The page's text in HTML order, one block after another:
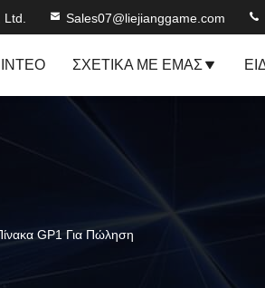
Sales07@liejianggame.com
ΣΧΕΤΙΚΆ ΜΕ ΕΜΆΣ
GP1 Για Πώληση